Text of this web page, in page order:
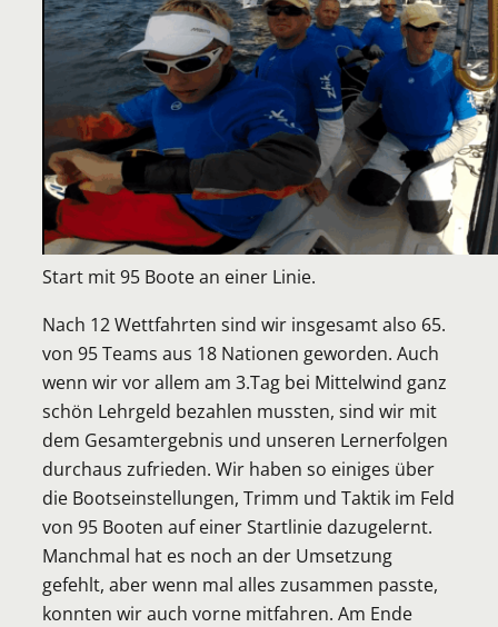
Start mit 95 Boote an einer Linie.
Nach 12 Wettfahrten sind wir insgesamt also 65.
von 95 Teams aus 18 Nationen geworden. Auch
wenn wir vor allem am 3.Tag bei Mittelwind ganz
schön Lehrgeld bezahlen mussten, sind wir mit
dem Gesamtergebnis und unseren Lernerfolgen
durchaus zufrieden. Wir haben so einiges über
die Bootseinstellungen, Trimm und Taktik im Feld
von 95 Booten auf einer Startlinie dazugelernt.
Manchmal hat es noch an der Umsetzung
gefehlt, aber wenn mal alles zusammen passte,
konnten wir auch vorne mitfahren. Am Ende